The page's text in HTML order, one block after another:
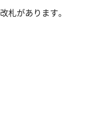
札があります。